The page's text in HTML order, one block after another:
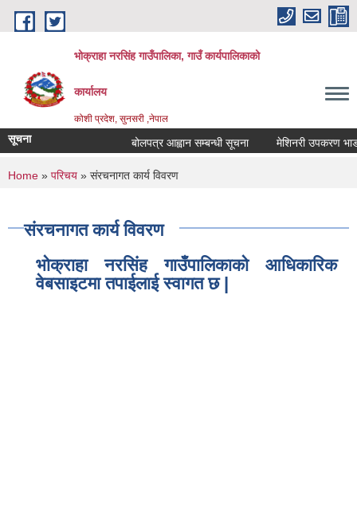
Skip to main content
भोक्राहा नरसिंह गाउँपालिका, गाउँ कार्यपालिकाको
कार्यालय
कोशी प्रदेश, सुनसरी ,नेपाल
सूचना बोलपत्र आह्वान सम्बन्धी सूचना मेशिनरी उपकरण
You are here
Home » परिचय » संरचनागत कार्य विवरण
संरचनागत कार्य विवरण
भोक्राहा नरसिंह गाउँपालिकाको आधिकारिक
वेबसाइटमा तपाईलाई स्वागत छ |